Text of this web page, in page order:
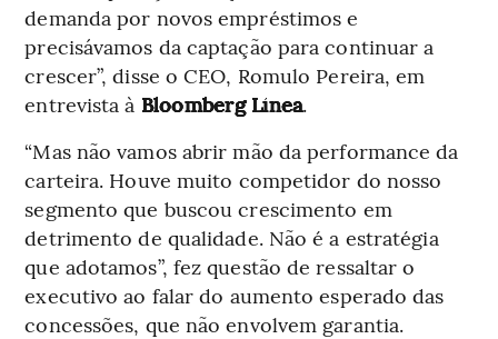
demanda por novos empréstimos e
precisávamos da captação para continuar a
crescer”, disse o CEO, Romulo Pereira, em
entrevista à Bloomberg Línea.
“Mas não vamos abrir mão da performance da
carteira. Houve muito competidor do nosso
segmento que buscou crescimento em
detrimento de qualidade. Não é a estratégia
que adotamos”, fez questão de ressaltar o
executivo ao falar do aumento esperado das
concessões, que não envolvem garantia.